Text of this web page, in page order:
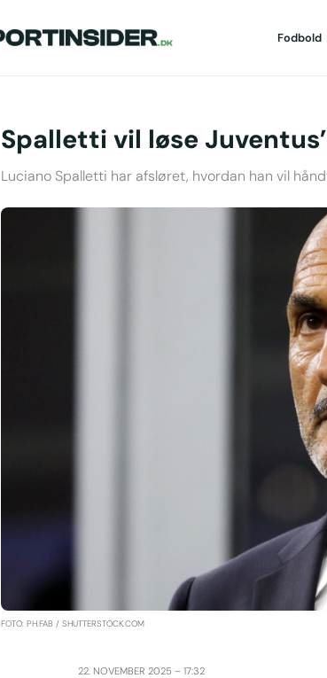
Fodbold
Spalletti vil løse
Luciano Spalletti har afsløret, hvordan han vil
FOTO: PH.FAB / SHUTTERSTOCK.COM
22. NOVEMBER 2025 – 17:32